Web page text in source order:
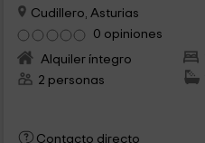
Cudillero, Asturias
0 opiniones
Alquiler íntegro
2 personas
Contacto directo